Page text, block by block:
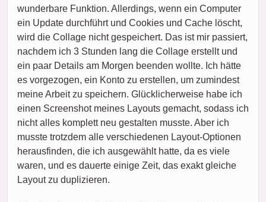
wunderbare Funktion. Allerdings, wenn ein Computer
ein Update durchführt und Cookies und Cache löscht,
wird die Collage nicht gespeichert. Das ist mir passiert,
nachdem ich 3 Stunden lang die Collage erstellt und
ein paar Details am Morgen beenden wollte. Ich hätte
es vorgezogen, ein Konto zu erstellen, um zumindest
meine Arbeit zu speichern. Glücklicherweise habe ich
einen Screenshot meines Layouts gemacht, sodass ich
nicht alles komplett neu gestalten musste. Aber ich
musste trotzdem alle verschiedenen Layout-Optionen
herausfinden, die ich ausgewählt hatte, da es viele
waren, und es dauerte einige Zeit, das exakt gleiche
Layout zu duplizieren.